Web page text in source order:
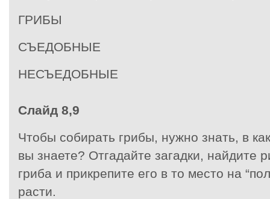
ГРИБЫ
СЪЕДОБНЫЕ
НЕСЪЕДОБНЫЕ
Слайд 8,9
Чтобы собирать грибы, нужно знать, в
вы знаете? Отгадайте загадки, найдите
гриба и прикрепите его в то место на
расти.